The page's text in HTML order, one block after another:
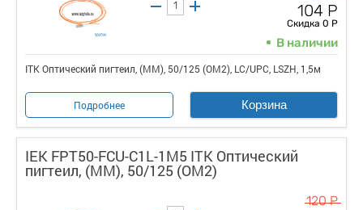
104 Р
Скидка 0 Р
В наличии
ITK Оптический пигтеил, (MM), 50/125 (OM2), LC/UPC, LSZH, 1,5м
Подробнее Корзина
IEK FPT50-FCU-C1L-1M5 ITK Оптический
пигтеил, (MM), 50/125 (OM2)
120 Р